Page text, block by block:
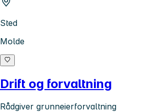
Sted
Molde
Drift og forvaltning
Rådgiver grunneierforvaltning